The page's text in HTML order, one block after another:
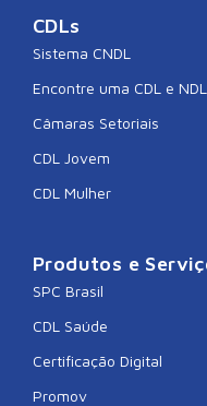
CDLs
Sistema CNDL
Encontre uma CDL e NDL
Câmaras Setoriais
CDL Jovem
CDL Mulher
Produtos e
SPC Brasil
CDL Saúde
Certificação Digital
Promov